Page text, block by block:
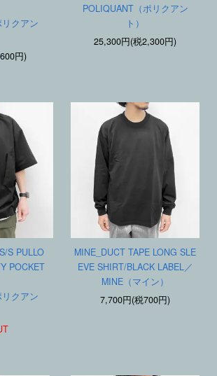
クアン
円)
POLIQUANT（ポリクアン
ト）
25,300円(税2,300円)
S PULLO
POCKET
クアン
MINE_DUCT TAPE LONG SLE
EVE SHIRT/BLACK LABEL／
MINE（マイン）
7,700円(税700円)